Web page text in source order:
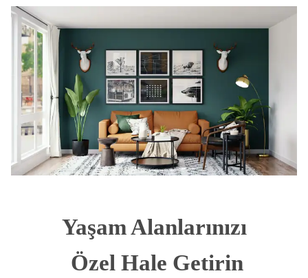
Yaşam Alanlarınızı
Özel Hale Getirin